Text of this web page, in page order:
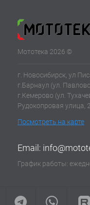
Мототека 2026 ©
г. Новосибирск, ул
г.Барнаул (ул.
г.Кемерово (ул.
Рудокопровая улица,
Посмотреть на карте
Email:
График работы: